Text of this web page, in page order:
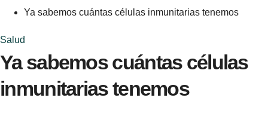
Ya sabemos cuántas células inmunitarias tenemos
Salud
Ya sabemos cuántas células
inmunitarias tenemos